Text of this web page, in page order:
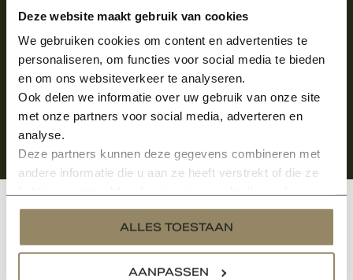
Deze website maakt gebruik van cookies
We gebruiken cookies om content en advertenties te
personaliseren, om functies voor social media te bieden
en om ons websiteverkeer te analyseren.
Ook delen we informatie over uw gebruik van onze site
met onze partners voor social media, adverteren en
analyse.
Deze partners kunnen deze gegevens combineren met
andere informatie die u aan ze heeft verstrekt of die ze
services.
ALLES TOESTAAN
AANPASSEN
Aanmelden voor de nieuwsbrief
Klantenservice